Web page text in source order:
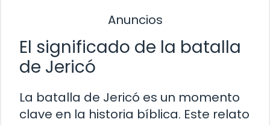
Anuncios
El significado de la batalla
de Jericó
La batalla de Jericó es un momento
clave en la historia bíblica. Este relato